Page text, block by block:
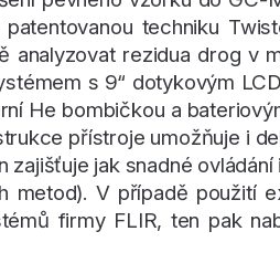
techniku
analyzovat rezidua drog v
s 9“ dotykovým
He bombičkou a
přístroje umožňuje i
zajišťuje jak snadné ovládání
metod). V případě použití
firmy FLIR, ten pak